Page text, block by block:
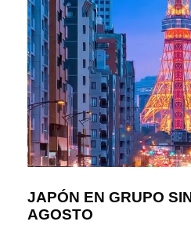
JAPÓN EN GRUPO
AGOSTO